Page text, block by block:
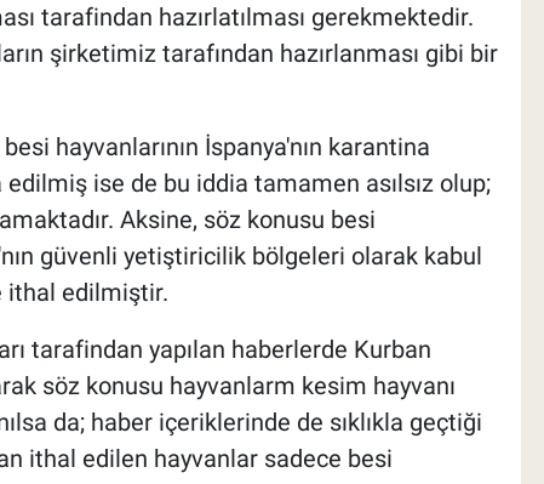
tarafindan hazırlatılması gerekmektedir.
şirketimiz tarafından hazırlanması gibi bir
hayvanlarının İspanya'nın karantina
ise de bu iddia tamamen asılsız olup;
Aksine, söz konusu besi
güvenli yetiştiricilik bölgeleri olarak kabul
ithal edilmiştir.
tarafindan yapılan haberlerde Kurban
söz konusu hayvanlarm kesim hayvanı
da; haber içeriklerinde de sıklıkla geçtiği
ithal edilen hayvanlar sadece besi